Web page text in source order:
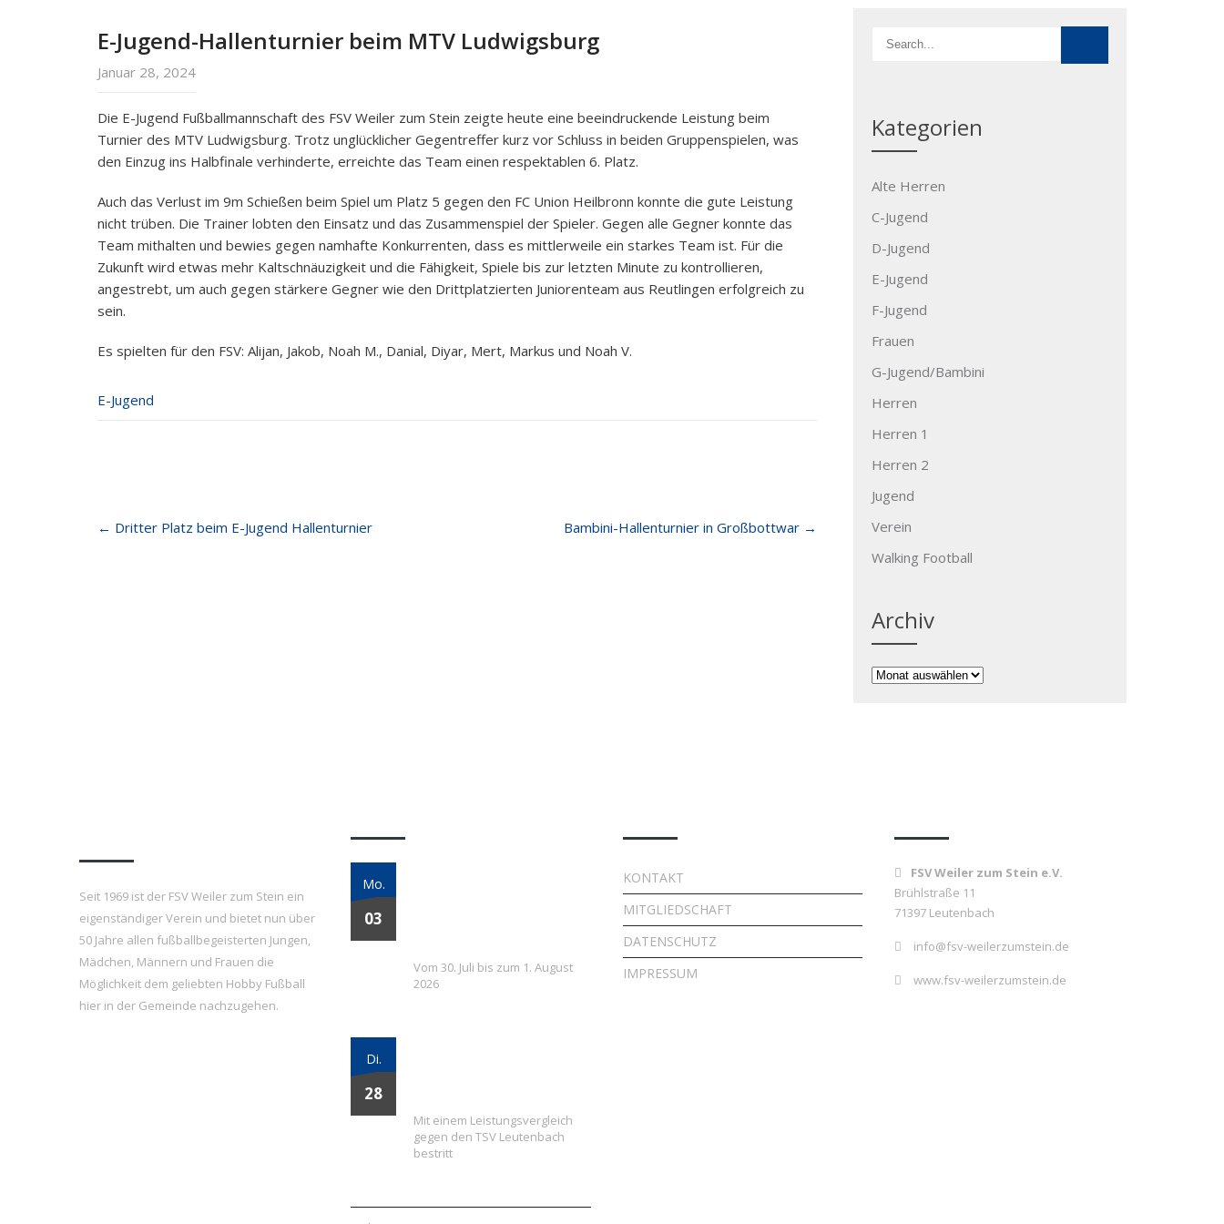
E-Jugend-Hallenturnier beim MTV Ludwigsburg
Januar 28, 2024
Die E-Jugend Fußballmannschaft des FSV Weiler zum Stein zeigte heute eine beeindruckende Leistung beim
Turnier des MTV Ludwigsburg. Trotz unglücklicher Gegentreffer kurz vor Schluss in beiden Gruppenspielen, was
den Einzug ins Halbfinale verhinderte, erreichte das Team einen respektablen 6. Platz.
Auch das Verlust im 9m Schießen beim Spiel um Platz 5 gegen den FC Union Heilbronn konnte die gute Leistung
nicht trüben. Die Trainer lobten den Einsatz und das Zusammenspiel der Spieler. Gegen alle Gegner konnte das
Team mithalten und bewies gegen namhafte Konkurrenten, dass es mittlerweile ein starkes Team ist. Für die
Zukunft wird etwas mehr Kaltschnäuzigkeit und die Fähigkeit, Spiele bis zur letzten Minute zu kontrollieren,
angestrebt, um auch gegen stärkere Gegner wie den Drittplatzierten Juniorenteam aus Reutlingen erfolgreich zu
sein.
Es spielten für den FSV: Alijan, Jakob, Noah M., Danial, Diyar, Mert, Markus und Noah V.
E-Jugend
Post
navigation
← Dritter Platz beim E-Jugend Hallenturnier Bambini-Hallenturnier in Großbottwar →
Kategorien
Alte Herren
C-Jugend
D-Jugend
E-Jugend
F-Jugend
Frauen
G-Jugend/Bambini
Herren
Herren 1
Herren 2
Jugend
Verein
Walking Football
Archiv
Archiv
Seit 1969 ist der FSV Weiler zum Stein ein
eigenständiger Verein und bietet nun über
50 Jahre allen fußballbegeisterten Jungen,
Mädchen, Männern und Frauen die
Möglichkeit dem geliebten Hobby Fußball
hier in der Gemeinde nachzugehen.
Mo.
03
Vom 30. Juli bis zum 1. August
2026
Di.
28
Mit einem Leistungsvergleich
gegen den TSV Leutenbach
bestritt
KONTAKT
MITGLIEDSCHAFT
DATENSCHUTZ
IMPRESSUM
FSV Weiler zum Stein e.V.
Brühlstraße 11
71397 Leutenbach
info@fsv-weilerzumstein.de
www.fsv-weilerzumstein.de